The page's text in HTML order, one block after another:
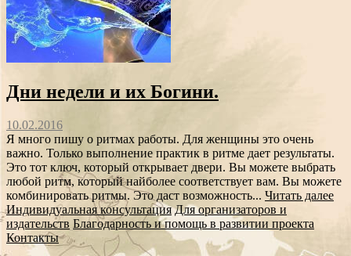
Дни недели и их Богини.
10.02.2016
Я много пишу о ритмах работы. Для женщины это очень
важно. Только выполнение практик в ритме дает результаты.
Это тот ключ, который открывает двери. Вы можете выбрать
любой ритм, который найболее соответствует вам. Вы можете
комбинировать ритмы. Это даст возможность... Читать далее
Индивидуальная консультация Для организаторов и
издательств Благодарность и помощь в развитии проекта
Контакты